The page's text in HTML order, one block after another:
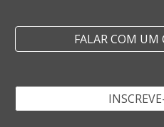
FALAR COM UM